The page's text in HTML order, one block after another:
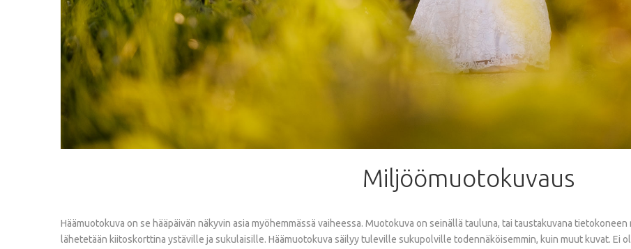
Miljöömuotokuvaus
Häämuotokuva on se hääpäivän näkyvin asia myöhemmässä vaiheessa. Muotokuva on seinällä tauluna, tai taustakuvana
lähetetään kiitoskorttina ystäville ja sukulaisille. Häämuotokuva säilyy tuleville sukupolville todennäköisemmin, kuin muut kuvat. Ei